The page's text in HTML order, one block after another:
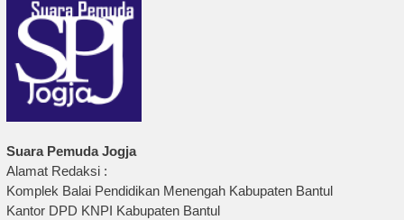
Suara Pemuda Jogja
Alamat Redaksi :
Komplek Balai Pendidikan Menengah Kabupaten Bantul
Kantor DPD KNPI Kabupaten Bantul